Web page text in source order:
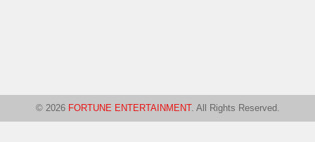
© 2026 FORTUNE ENTERTAINMENT. All Rights Reserved.